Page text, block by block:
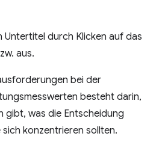
Untertitel durch Klicken auf das
aus.
bei der
besteht darin,
gibt, was die Entscheidung
konzentrieren sollten.